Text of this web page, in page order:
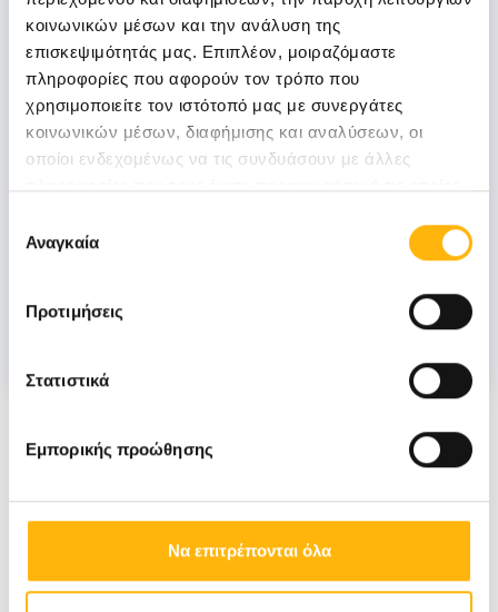
κοινωνικών μέσων και την ανάλυση της
επισκεψιμότητάς μας. Επιπλέον, μοιραζόμαστε
πληροφορίες που αφορούν τον τρόπο που
χρησιμοποιείτε τον ιστότοπό μας με συνεργάτες
κοινωνικών μέσων, διαφήμισης και αναλύσεων, οι
οποίοι ενδεχομένως να τις συνδυάσουν με άλλες
των υπηρεσιών τους.
συγκατάθεσης
Αναγκαία
Προτιμήσεις
Στατιστικά
Εμπορικής προώθησης
Να επιτρέπονται όλα
ΦΑΡΜΑΚΗ ΠΑΡΑΣΚΕΥΗ
Νέα